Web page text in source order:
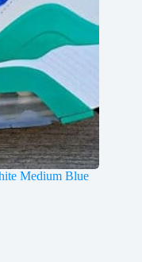
Medium Blue